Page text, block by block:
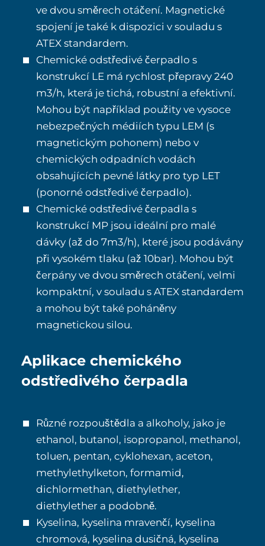
ve dvou směrech otáčení. Magnetické
spojení je také k dispozici v souladu s
ATEX standardem.
Chemické odstředivé čerpadlo s
konstrukcí LE má rychlost přepravy 240
m3/h, která je tichá, robustní a efektivní.
Mohou být například použity ve vysoce
nebezpečných médiích typu LEM (s
magnetickým pohonem) nebo v
chemických odpadních vodách
obsahujících pevné látky pro typ LET
(ponorné odstředivé čerpadlo).
Chemické odstředivé čerpadla s
konstrukcí MP jsou ideální pro malé
dávky (až do 7m3/h), které jsou podávány
při vysokém tlaku (až 10bar). Mohou být
čerpány ve dvou směrech otáčení, velmi
kompaktní, v souladu s ATEX standardem
a mohou být také poháněny
magnetickou silou.
Aplikace chemického
odstředivého čerpadla
Různé rozpouštědla a alkoholy, jako je
ethanol, butanol, isopropanol, methanol,
toluen, pentan, cyklohexan, aceton,
methylethylketon, formamid,
dichlormethan, diethylether,
diethylether a podobně.
Kyselina, kyselina mravenčí, kyselina
chromová, kyselina dusičná, kyselina